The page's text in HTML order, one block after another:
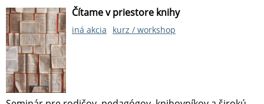
Čítame v priestore knihy
iná akcia kurz / workshop